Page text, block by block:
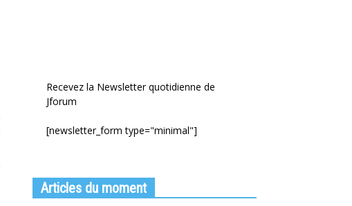
Recevez la Newsletter quotidienne de
Jforum
[newsletter_form type="minimal"]
Articles du moment